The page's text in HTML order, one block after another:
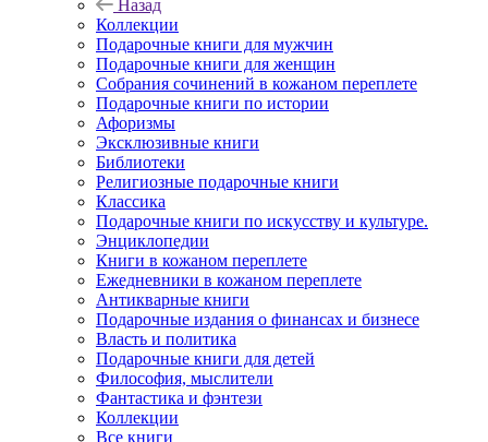
Назад
Коллекции
Подарочные книги для мужчин
Подарочные книги для женщин
Собрания сочинений в кожаном переплете
Подарочные книги по истории
Афоризмы
Эксклюзивные книги
Библиотеки
Религиозные подарочные книги
Классика
Подарочные книги по искусству и культуре.
Энциклопедии
Книги в кожаном переплете
Ежедневники в кожаном переплете
Антикварные книги
Подарочные издания о финансах и бизнесе
Власть и политика
Подарочные книги для детей
Философия, мыслители
Фантастика и фэнтези
Коллекции
Все книги